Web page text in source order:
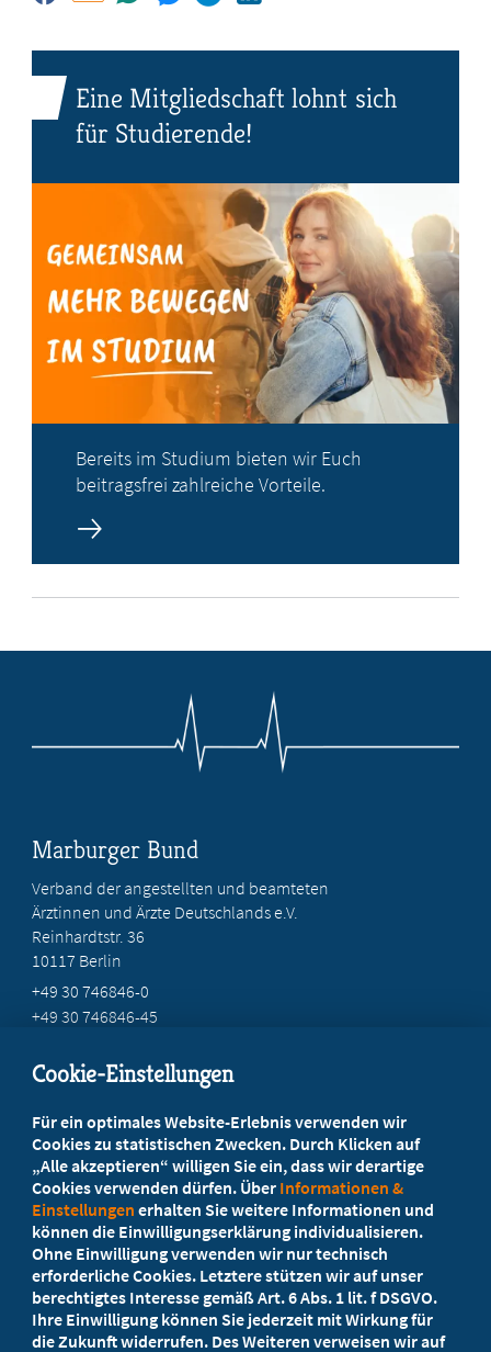
Eine Mitgliedschaft lohnt sich
für Studierende!
Bereits im Studium bieten wir Euch
beitragsfrei zahlreiche Vorteile.
Marburger Bund
Verband der angestellten und beamteten
Ärztinnen und Ärzte Deutschlands e.V.
Reinhardtstr. 36
10117 Berlin
+49 30 746846-0
+49 30 746846-45
Ihr Landesverband berät Sie!
Ansprechpartner
Werden Sie jetzt Mitglied!
5 Vorteile einer Mitgliedschaft
Cookie-Einstellungen
Für ein optimales Website-Erlebnis verwenden wir
Cookies zu statistischen Zwecken. Durch Klicken auf
„Alle akzeptieren“ willigen Sie ein, dass wir derartige
Cookies verwenden dürfen. Über Informationen &
Einstellungen erhalten Sie weitere Informationen und
können die Einwilligungserklärung individualisieren.
Ohne Einwilligung verwenden wir nur technisch
erforderliche Cookies. Letztere stützen wir auf unser
berechtigtes Interesse gemäß Art. 6 Abs. 1 lit. f DSGVO.
Ihre Einwilligung können Sie jederzeit mit Wirkung für
die Zukunft widerrufen. Des Weiteren verweisen wir auf